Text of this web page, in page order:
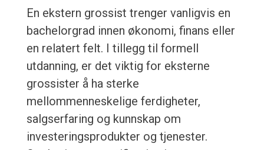
En ekstern grossist trenger vanligvis en
bachelorgrad innen økonomi, finans eller
en relatert felt. I tillegg til formell
utdanning, er det viktig for eksterne
grossister å ha sterke
mellommenneskelige ferdigheter,
salgserfaring og kunnskap om
investeringsprodukter og tjenester.